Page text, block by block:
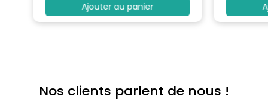
Ajouter au panier
Nos clients parlent de nous !